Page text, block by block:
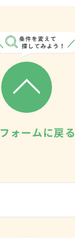
ォームに戻る